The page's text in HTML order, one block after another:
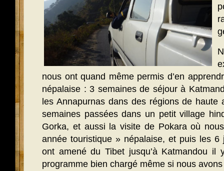
nous ont quand même permis d’en
népalaise : 3 semaines de séjour à
les Annapurnas dans des régions de haute
semaines passées dans un petit village
Gorka, et aussi la visite de Pokara où
année touristique » népalaise, et puis les
ont amené du Tibet jusqu’à Katmandou
programme bien chargé même si nous